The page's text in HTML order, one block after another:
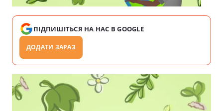
ПІДПИШІТЬСЯ НА НАС В GOOGLE
ДОДАТИ ЗАРАЗ